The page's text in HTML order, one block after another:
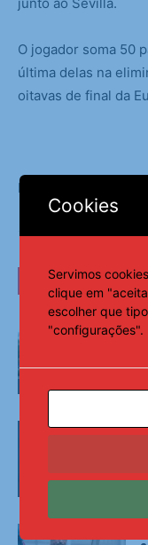
O jogador soma 50
última delas na
oitavas de final da
Fonte:
LEIA TAMBÉM
Cookies
Servimos
clique em
escolher que
"configurações".